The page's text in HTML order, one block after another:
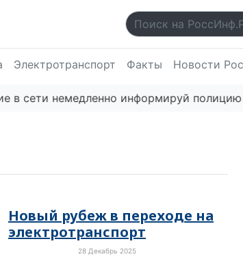
Электротранспорт Факты Новости
немедленно информируй полицию
Новый рубеж в переходе на
электротранспорт
28 Декабрь 2025